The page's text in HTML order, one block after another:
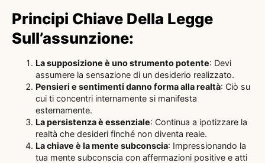
Principi Chiave Della Legge
Sull’assunzione:
La supposizione è uno strumento potente: Devi
assumere la sensazione di un desiderio realizzato.
Pensieri e sentimenti danno forma alla realtà: Ciò su
cui ti concentri internamente si manifesta
esternamente.
La persistenza è essenziale: Continua a ipotizzare la
realtà che desideri finché non diventa reale.
La chiave è la mente subconscia: Impressionando la
tua mente subconscia con affermazioni positive e atti